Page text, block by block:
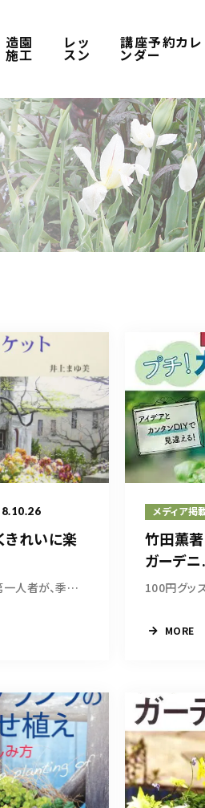
造園
施工
レッ
スン
講座予約カレ
ンダー
れいに楽
ハンギングバスケットの第一人者が、季節の草花...
メディア掲
竹田薫著
ガーデ
MORE